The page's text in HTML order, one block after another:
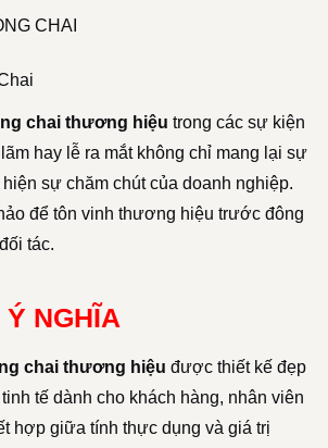
chai thương hiệu trong các sự kiện
hay lễ ra mắt không chỉ mang lại sự
sự chăm chút của doanh nghiệp.
để tôn vinh thương hiệu trước đông
tác.
NGHĨA
chai thương hiệu được thiết kế đẹp
tế dành cho khách hàng, nhân viên
hợp giữa tính thực dụng và giá trị